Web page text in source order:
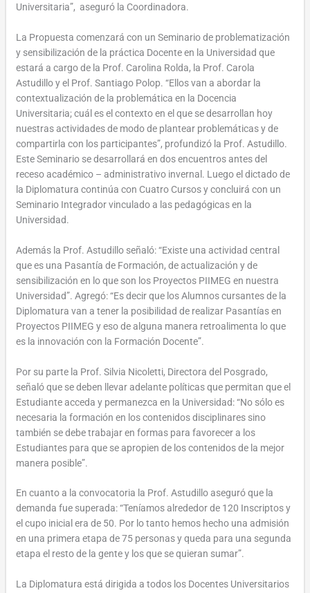
Universitaria”, aseguró la Coordinadora.
La Propuesta comenzará con un Seminario de problematización
y sensibilización de la práctica Docente en la Universidad que
estará a cargo de la Prof. Carolina Rolda, la Prof. Carola
Astudillo y el Prof. Santiago Polop. “Ellos van a abordar la
contextualización de la problemática en la Docencia
Universitaria; cuál es el contexto en el que se desarrollan hoy
nuestras actividades de modo de plantear problemáticas y de
compartirla con los participantes”, profundizó la Prof. Astudillo.
Este Seminario se desarrollará en dos encuentros antes del
receso académico – administrativo invernal. Luego el dictado de
la Diplomatura continúa con Cuatro Cursos y concluirá con un
Seminario Integrador vinculado a las pedagógicas en la
Universidad.
Además la Prof. Astudillo señaló: “Existe una actividad central
que es una Pasantía de Formación, de actualización y de
sensibilización en lo que son los Proyectos PIIMEG en nuestra
Universidad”. Agregó: “Es decir que los Alumnos cursantes de la
Diplomatura van a tener la posibilidad de realizar Pasantías en
Proyectos PIIMEG y eso de alguna manera retroalimenta lo que
es la innovación con la Formación Docente”.
Por su parte la Prof. Silvia Nicoletti, Directora del Posgrado,
señaló que se deben llevar adelante políticas que permitan que el
Estudiante acceda y permanezca en la Universidad: “No sólo es
necesaria la formación en los contenidos disciplinares sino
también se debe trabajar en formas para favorecer a los
Estudiantes para que se apropien de los contenidos de la mejor
manera posible”.
En cuanto a la convocatoria la Prof. Astudillo aseguró que la
demanda fue superada: “Teníamos alrededor de 120 Inscriptos y
el cupo inicial era de 50. Por lo tanto hemos hecho una admisión
en una primera etapa de 75 personas y queda para una segunda
etapa el resto de la gente y los que se quieran sumar”.
La Diplomatura está dirigida a todos los Docentes Universitarios